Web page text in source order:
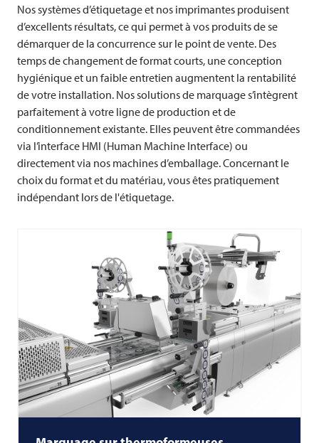
Nos systèmes d’étiquetage et nos imprimantes produisent
d’excellents résultats, ce qui permet à vos produits de se
démarquer de la concurrence sur le point de vente. Des
temps de changement de format courts, une conception
hygiénique et un faible entretien augmentent la rentabilité
de votre installation. Nos solutions de marquage s’intègrent
parfaitement à votre ligne de production et de
conditionnement existante. Elles peuvent être commandées
via l’interface HMI (Human Machine Interface) ou
directement via nos machines d’emballage. Concernant le
choix du format et du matériau, vous êtes pratiquement
indépendant lors de l'étiquetage.